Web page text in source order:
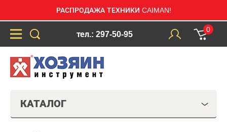
РАСПРОДАЖА ТЕХНИКИ CAIMAN!
тел.: 297-50-95
0
КАТАЛОГ